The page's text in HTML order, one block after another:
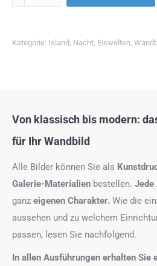
Kategorie: Island Nacht Eiswelten
Von klassisch bis modern:
für Ihr Wandbild
Alle Bilder können Sie als
Galerie-Materialien bestellen. Jede
ganz eigenen Charakter. Wie die
aussehen und zu welchem
passen, lesen Sie nachfolgend.
In allen Ausführungen erhalten Sie